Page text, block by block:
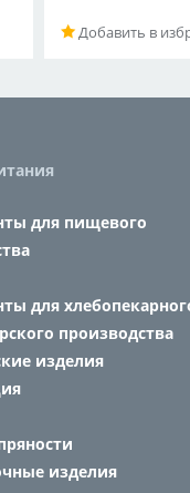
Добавить в
для пищевого
для
производства
изделия
изделия